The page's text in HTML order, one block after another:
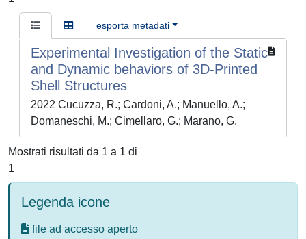
esporta metadati
Experimental Investigation of the Static
and Dynamic behaviors of 3D-Printed
Shell Structures
2022 Cucuzza, R.; Cardoni, A.; Manuello, A.;
Domaneschi, M.; Cimellaro, G.; Marano, G.
Mostrati risultati da 1 a 1 di
1
Legenda icone
file ad accesso aperto